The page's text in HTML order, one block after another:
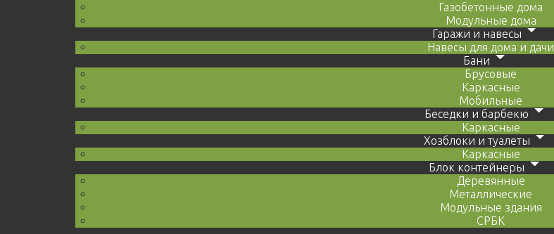
Газобетонные дома
Модульные дома
Гаражи и навесы
Навесы для дома и дачи
Бани
Брусовые
Каркасные
Мобильные
Беседки и барбекю
Каркасные
Хозблоки и туалеты
Каркасные
Блок контейнеры
Деревянные
Металлические
Модульные здания
СРБК